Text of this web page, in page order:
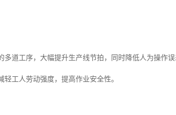
道工序，大幅提升生产线节拍，同时降低人为操作误
工人劳动强度，提高作业安全性。